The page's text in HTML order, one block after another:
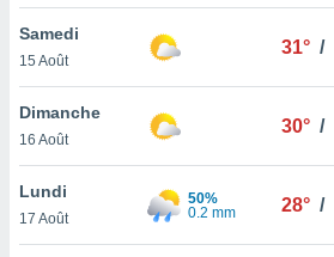
votre
à
Samedi
15 Août
31° /
Dimanche
16 Août
30° /
Lundi
17 Août
50%
0.2 mm
28° /